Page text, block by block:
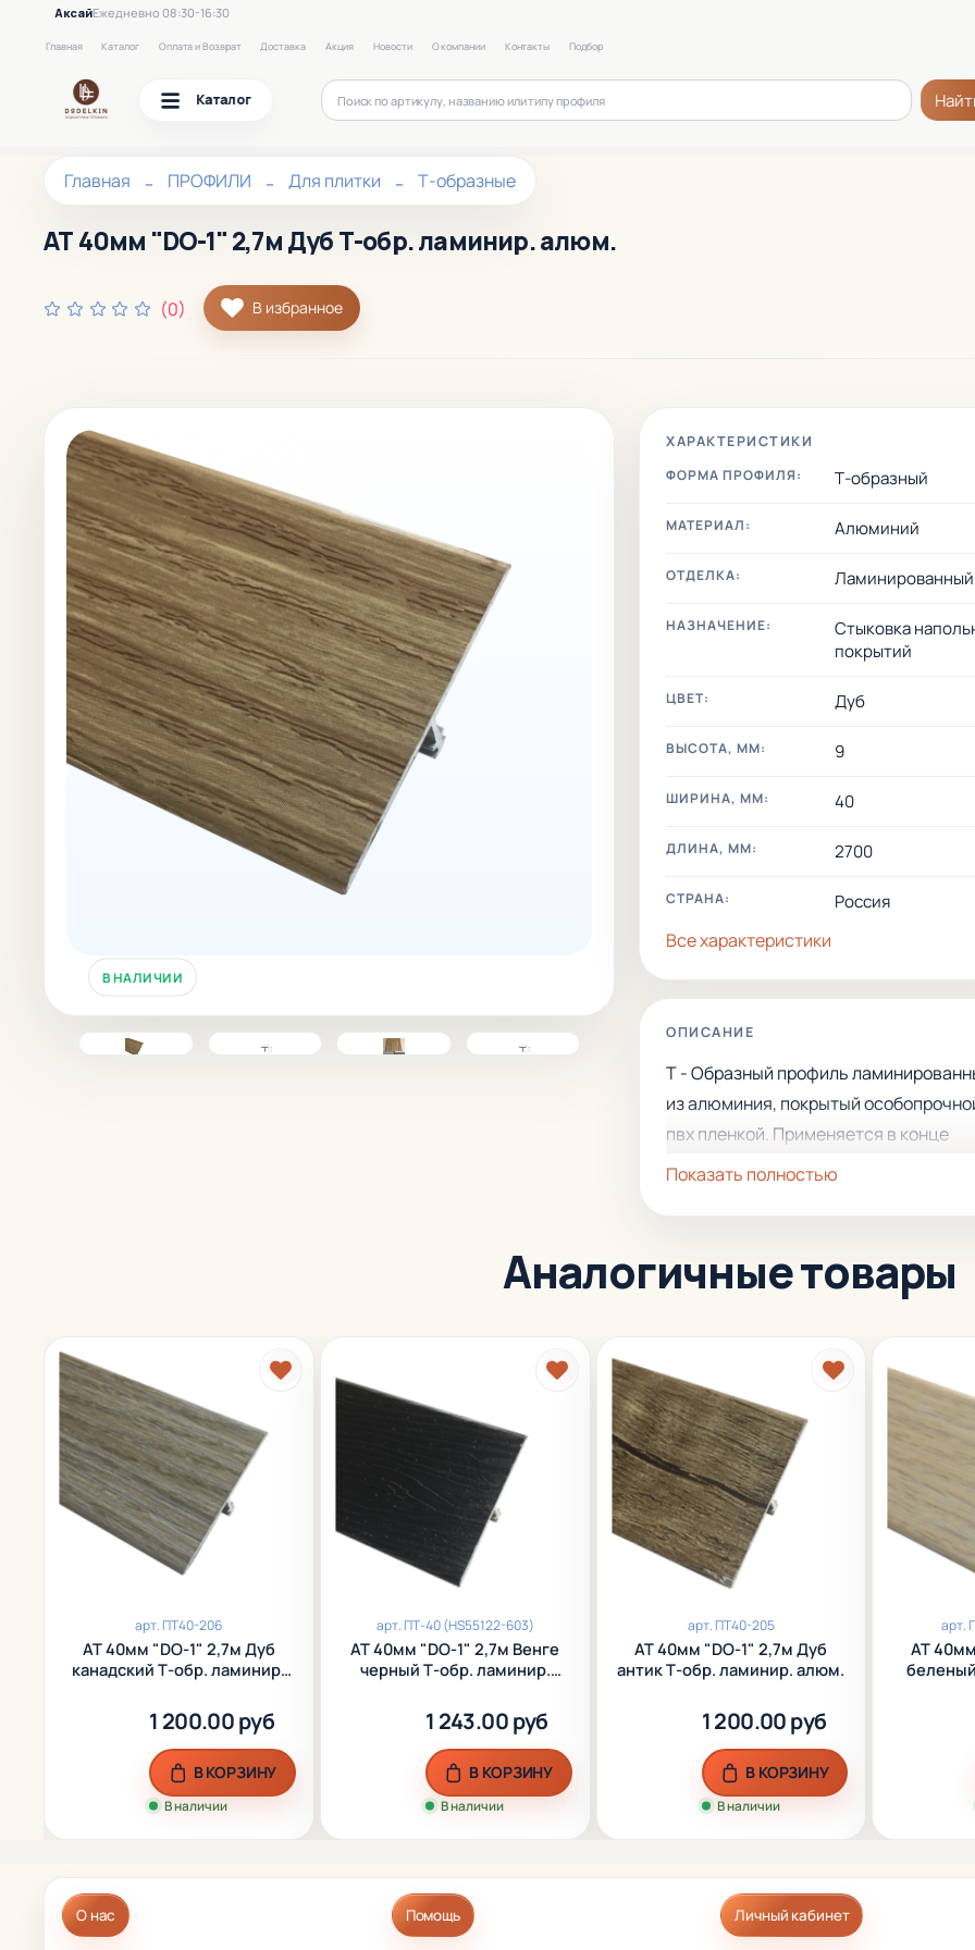
АксайЕжедневно 08:30-16:30
Главная Каталог Оплата и Возврат Доставка Акция Новости О компании Контакты Подбор
Каталог
Главная ПРОФИЛИ Для плитки Т-образные
АТ 40мм "DО-1" 2,7м Дуб Т-обр. ламинир. алюм.
(0) В избранное
В НАЛИЧИИ
ХАРАКТЕРИСТИКИ
ФОРМА ПРОФИЛЯ:
Т-образный
МАТЕРИАЛ: Алюминий
ОТДЕЛКА: Ламинированный
НАЗНАЧЕНИЕ:
Стыковка
покрытий
ЦВЕТ: Дуб
ВЫСОТА, ММ: 9
ШИРИНА, ММ: 40
ДЛИНА, ММ: 2700
СТРАНА: Россия
Все характеристики
ОПИСАНИЕ
Т - Образный профиль
из алюминия, покрытый
пвх пленкой. Применяется в конце
укладки двух полов одинакового
Показать полностью
Аналогичные товары
арт.ПТ40-206
АТ 40мм "DО-1" 2,7м Дуб
канадский Т-обр. ламинир.
1 200.00 руб
В наличии
В КОРЗИНУ
арт.ПТ-40 (HS55122-603)
АТ 40мм "DO-1" 2,7м Венге
черный Т-обр. ламинир.
1 243.00 руб
В наличии
В КОРЗИНУ
арт.ПТ40-205
АТ 40мм "DО-1" 2,7м Дуб
антик Т-обр. ламинир. алюм.
1 200.00 руб
В наличии
В КОРЗИНУ
арт.
АТ
О нас Помощь Личный кабинет